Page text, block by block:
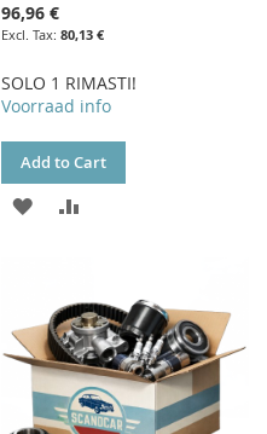
96,96 €
80,13 €
SOLO 1 RIMASTI!
Voorraad info
Add to Cart
ADD
LIST